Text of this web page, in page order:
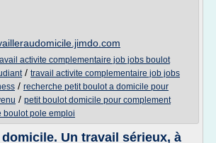
activite complementaire job jobs boulot
/ travail activite complementaire job jobs
/ recherche petit boulot a domicile pour
/ petit boulot domicile pour complement
boulot pole emploi
Un travail sérieux, à